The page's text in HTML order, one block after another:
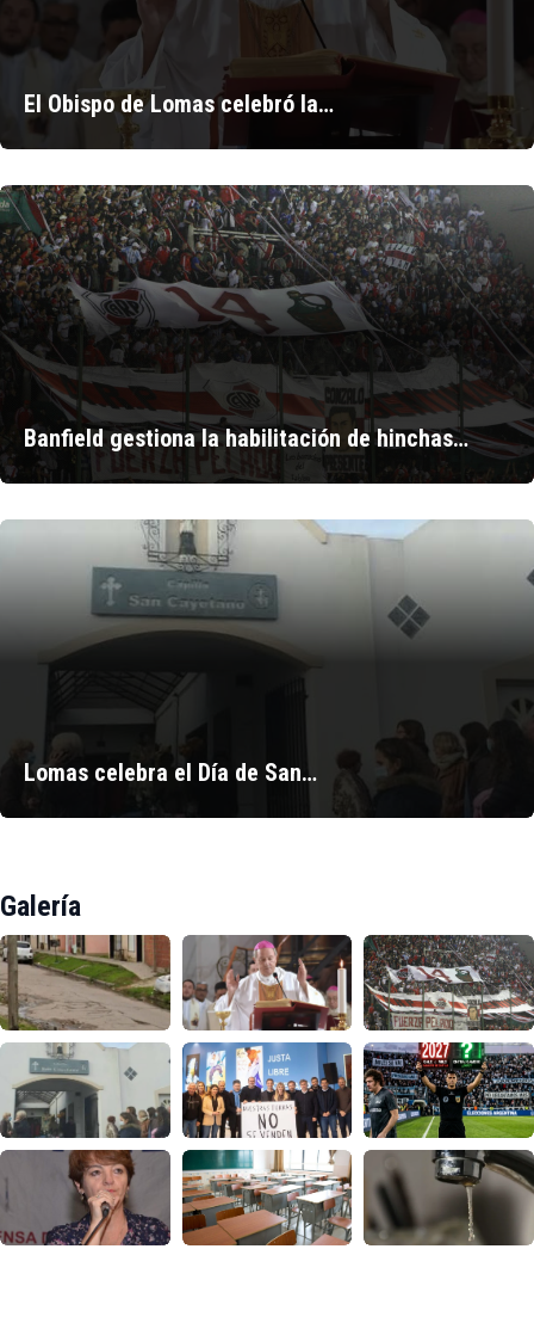
El Obispo de Lomas celebró la…
Banfield gestiona la habilitación de hinchas…
Lomas celebra el Día de San…
Galería